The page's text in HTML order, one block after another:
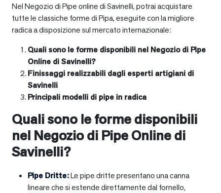
Nel Negozio di Pipe online di Savinelli, potrai acquistare
tutte le classiche forme di Pipa, eseguite con la migliore
radica a disposizione sul mercato internazionale:
Quali sono le forme disponibili nel Negozio di Pipe
Online di Savinelli?
Finissaggi realizzabili dagli esperti artigiani di
Savinelli
Principali modelli di pipe in radica
Quali sono le forme disponibili
nel Negozio di Pipe Online di
Savinelli?
Pipe Dritte:Le pipe dritte presentano una canna
lineare che si estende direttamente dal fornello,